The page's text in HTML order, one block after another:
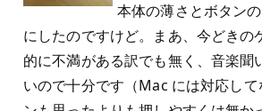
本体の薄さとボタン
にしたのですけど。まあ、今どきの
的に不満がある訳でも無く、音楽聞
いので十分です（Mac には対応し